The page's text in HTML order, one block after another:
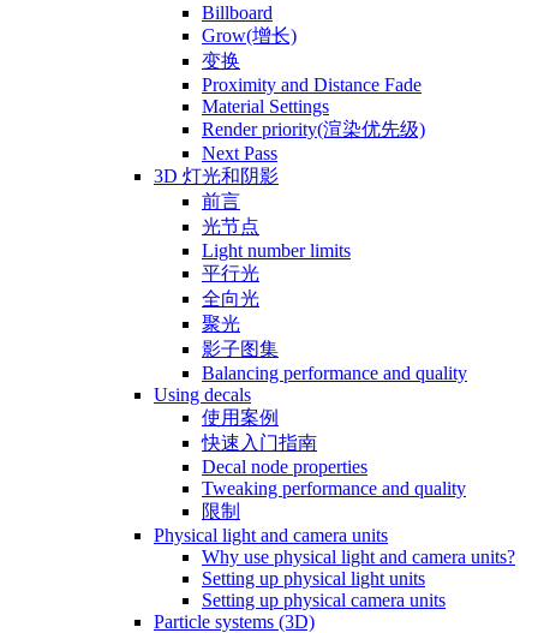
Billboard
Grow(增长)
变换
Proximity and Distance Fade
Material Settings
Render priority(渲染优先级)
Next Pass
3D 灯光和阴影
前言
光节点
Light number limits
平行光
全向光
聚光
影子图集
Balancing performance and quality
Using decals
使用案例
快速入门指南
Decal node properties
Tweaking performance and quality
限制
Physical light and camera units
Why use physical light and camera units?
Setting up physical light units
Setting up physical camera units
Particle systems (3D)